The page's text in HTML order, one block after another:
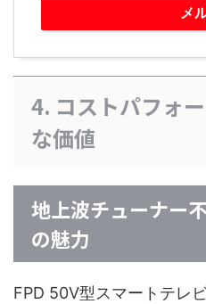
メ
4. コストパフォ
な価値
地上波チューナー
の魅力
FPD 50V型スマートテレ